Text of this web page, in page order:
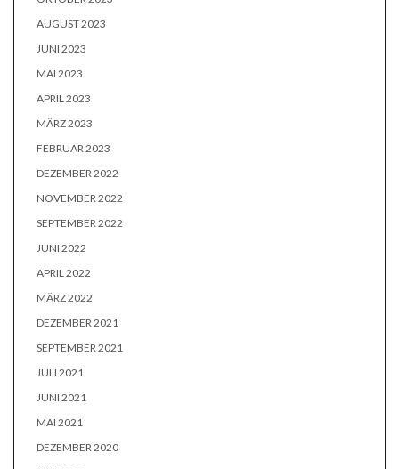
AUGUST 2023
JUNI 2023
MAI 2023
APRIL 2023
MÄRZ 2023
FEBRUAR 2023
DEZEMBER 2022
NOVEMBER 2022
SEPTEMBER 2022
JUNI 2022
APRIL 2022
MÄRZ 2022
DEZEMBER 2021
SEPTEMBER 2021
JULI 2021
JUNI 2021
MAI 2021
DEZEMBER 2020